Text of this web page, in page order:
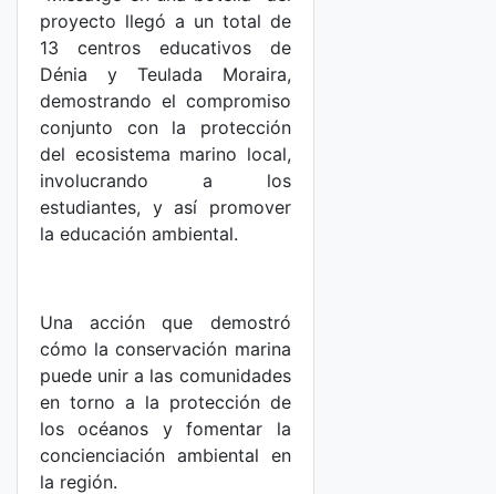
proyecto llegó a un total de
13 centros educativos de
Dénia y Teulada Moraira,
demostrando el compromiso
conjunto con la protección
del ecosistema marino local,
involucrando a los
estudiantes, y así promover
la educación ambiental.
Una acción que demostró
cómo la conservación marina
puede unir a las comunidades
en torno a la protección de
los océanos y fomentar la
concienciación ambiental en
la región.